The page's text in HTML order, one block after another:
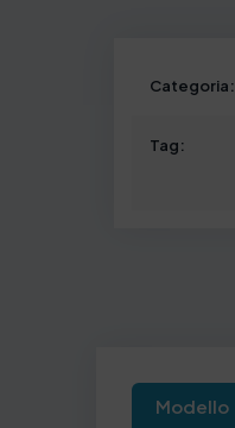
Categoria:
Tag:
Modello